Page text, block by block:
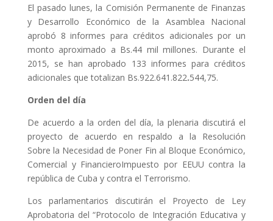
El pasado lunes, la Comisión Permanente de Finanzas
y Desarrollo Económico de la Asamblea Nacional
aprobó 8 informes para créditos adicionales por un
monto aproximado a Bs.44 mil millones. Durante el
2015, se han aprobado 133 informes para créditos
adicionales que totalizan Bs.922.641.822.544,75.
Orden del día
De acuerdo a la orden del día, la plenaria discutirá el
proyecto de acuerdo en respaldo a la Resolución
Sobre la Necesidad de Poner Fin al Bloque Económico,
Comercial y FinancieroImpuesto por EEUU contra la
república de Cuba y contra el Terrorismo.
Los parlamentarios discutirán el Proyecto de Ley
Aprobatoria del “Protocolo de Integración Educativa y